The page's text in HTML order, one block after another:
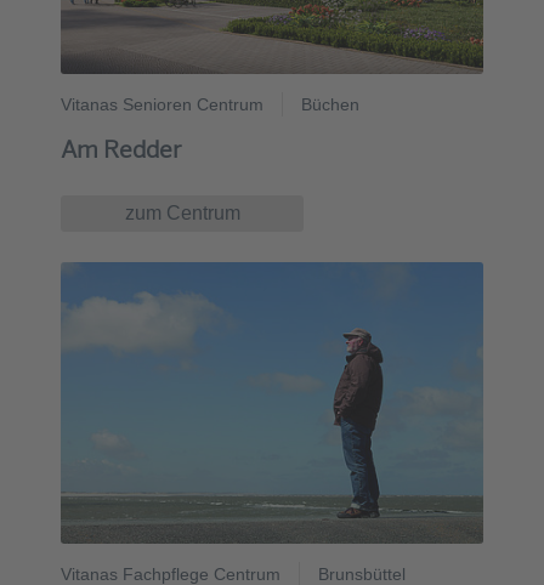
Vitanas Senioren Centrum Büchen
Am Redder
zum Centrum
Vitanas Fachpflege Centrum Brunsbüttel